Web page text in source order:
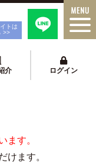
トは
>>
介 ログイン
ます。
けます。